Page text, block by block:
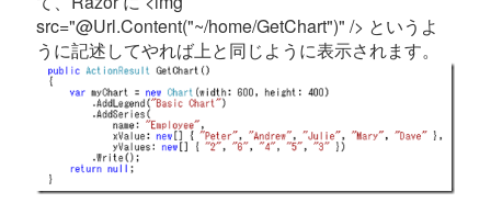
src="@Url.Content("~/home/GetChart")" /> というよ
うに記述してやれば上と同じように表示されます。